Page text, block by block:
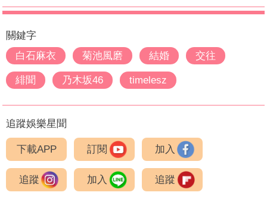
關鍵字
白石麻衣
菊池風磨 結婚 交往
緋聞 乃木坂46 timelesz
追蹤娛樂星聞
下載APP 訂閱 加入
追蹤 加入 追蹤